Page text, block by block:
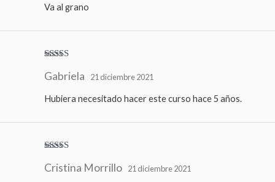
Va al grano
con5de 5
Gabriela 21 diciembre 2021
Hubiera necesitado hacer este curso hace 5 años.
con5de 5
Cristina Morrillo 21 diciembre 2021